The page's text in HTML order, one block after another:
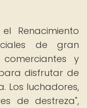
Renacimiento
de gran
y
disfrutar de
Los luchadores,
de destreza",